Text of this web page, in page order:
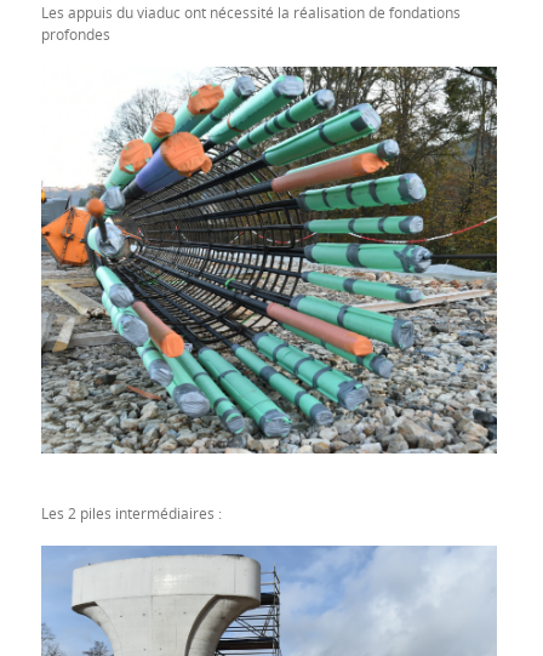
Les appuis du viaduc ont nécessité la réalisation de fondations
profondes
Les 2 piles intermédiaires :